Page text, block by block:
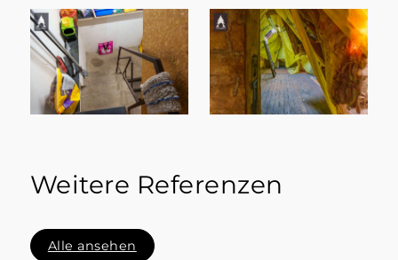
Weitere Referenzen
Alle ansehen